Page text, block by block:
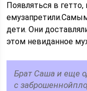
Появляться в
дети. Они
этом невиданное
Брат Саша и еще
с